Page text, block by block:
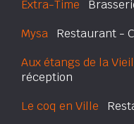
Extra-Time
Mysa Restaurant -
Aux étangs de la
réception
Le coq en Ville